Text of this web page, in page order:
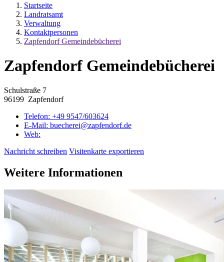
Startseite
Landratsamt
Verwaltung
Kontaktpersonen
Zapfendorf Gemeindebücherei
Zapfendorf Gemeindebücherei
Schulstraße 7
96199 Zapfendorf
Telefon: +49 9547/603624
E-Mail: buecherei@zapfendorf.de
Web:
Nachricht schreiben Visitenkarte exportieren
Weitere Informationen